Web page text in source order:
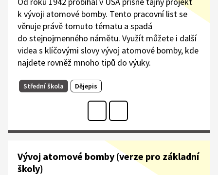
k vývoji atomové bomby. Tento pracovní list se
věnuje právě tomuto tématu a spadá
do stejnojmenného námětu. Využít můžete i další
videa s klíčovými slovy vývoj atomové bomby, kde
najdete rovněž mnoho tipů do výuky.
Střední škola Dějepis
Vývoj atomové bomby (verze pro základní
školy)